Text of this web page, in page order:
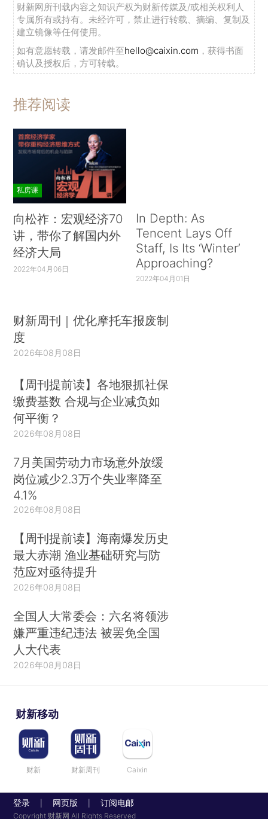
财新网所刊载内容之知识产权为财新传媒及/或相关权利人
专属所有或持有。未经许可，禁止进行转载、摘编、复制及
建立镜像等任何使用。
如有意愿转载，请发邮件至hello@caixin.com ，获得书面
确认及授权后，方可转载。
推荐阅读
私房课
向松祚：宏观经济70
讲，带你了解国内外
经济大局
2022年04月06日
In Depth: As
Tencent Lays Off
Staff, Is Its ‘Winter’
Approaching?
2022年04月01日
财新周刊｜优化摩托车报废制
度
2026年08月08日
【周刊提前读】各地狠抓社保
缴费基数 合规与企业减负如
何平衡？
2026年08月08日
7月美国劳动力市场意外放缓
岗位减少2.3万个失业率降至
4.1%
2026年08月08日
【周刊提前读】海南爆发历史
最大赤潮 渔业基础研究与防
范应对亟待提升
2026年08月08日
全国人大常委会：六名将领涉
嫌严重违纪违法 被罢免全国
人大代表
2026年08月08日
财新移动
财新 财新周刊 Caixin
登录 网页版 订阅电邮
Copyright 财新网 All Rights Reserved